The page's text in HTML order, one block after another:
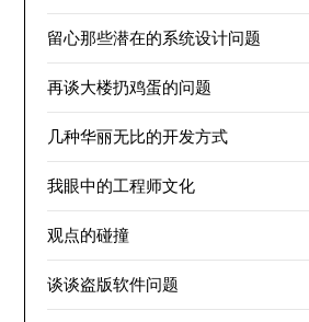
留心那些潜在的系统设计问题
再谈大楼扔鸡蛋的问题
几种华丽无比的开发方式
我眼中的工程师文化
观点的碰撞
谈谈盗版软件问题